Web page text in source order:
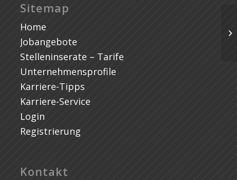
Sitemap
Home
Jobangebote
Stelleninserate – Tarife
Unternehmensprofile
Karriere-Tipps
Karriere-Service
Login
Registrierung
Kontakt